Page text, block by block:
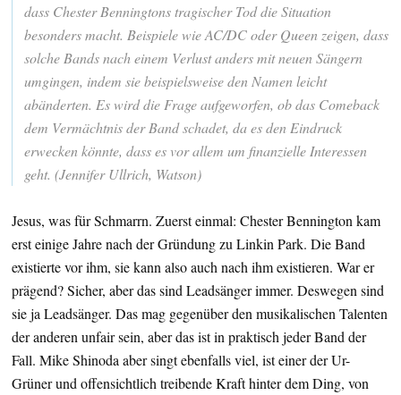
dass Chester Benningtons tragischer Tod die Situation
besonders macht. Beispiele wie AC/DC oder Queen zeigen, dass
solche Bands nach einem Verlust anders mit neuen Sängern
umgingen, indem sie beispielsweise den Namen leicht
abänderten. Es wird die Frage aufgeworfen, ob das Comeback
dem Vermächtnis der Band schadet, da es den Eindruck
erwecken könnte, dass es vor allem um finanzielle Interessen
geht. (Jennifer Ullrich, Watson)
Jesus, was für Schmarrn. Zuerst einmal: Chester Bennington kam
erst einige Jahre nach der Gründung zu Linkin Park. Die Band
existierte vor ihm, sie kann also auch nach ihm existieren. War er
prägend? Sicher, aber das sind Leadsänger immer. Deswegen sind
sie ja Leadsänger. Das mag gegenüber den musikalischen Talenten
der anderen unfair sein, aber das ist in praktisch jeder Band der
Fall. Mike Shinoda aber singt ebenfalls viel, ist einer der Ur-
Grüner und offensichtlich treibende Kraft hinter dem Ding, von